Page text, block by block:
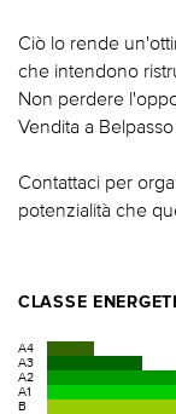
Ciò lo rende
che intendono
Non perdere
Vendita a
Contattaci per
potenzialità che
CLASSE
A4
A3
A2
A1
B